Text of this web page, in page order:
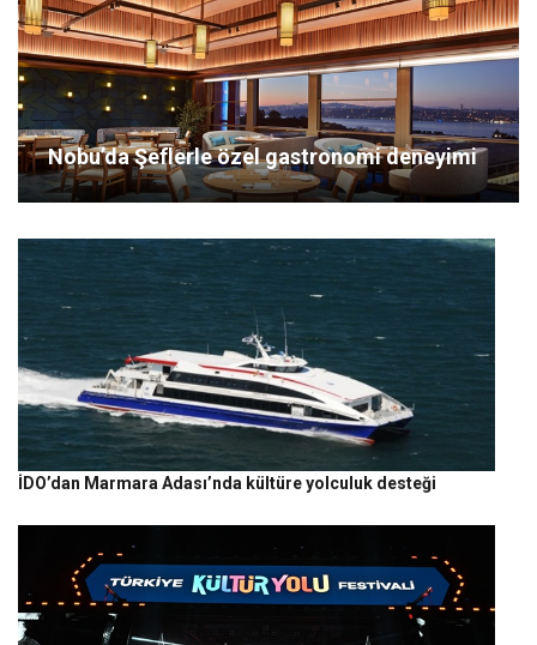
Nobu’da Şeflerle özel gastronomi deneyimi
İDO’dan Marmara Adası’nda kültüre yolculuk desteği